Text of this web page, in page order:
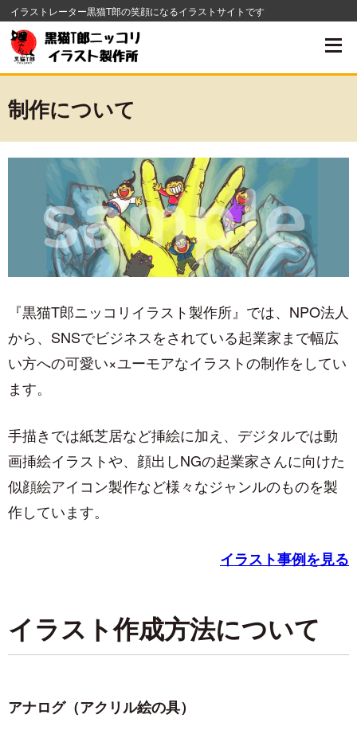
コ
ン
ツ
へ
移
イラストレーター黒猫T郎の笑顔になるイラストサイトです
制作について
『黒猫T郎ニッコリイラスト製作所』では、NPO法人
から、SNSでビジネスをされている起業家まで幅広
い方への可愛い×ユーモアなイラストの制作をしてい
ます。
手描きでは紙芝居など挿絵に加え、デジタルでは動
画挿絵イラストや、顔出しNGの起業家さんに向けた
似顔絵アイコン製作など様々なジャンルのものを製
作しています。
イラスト事例を見る
イラスト作成方法について
アナログ（アクリル絵の具）